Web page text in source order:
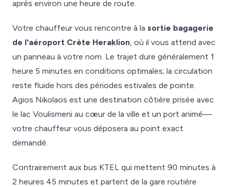
après environ une heure de route.
Votre chauffeur vous rencontre à la sortie bagagerie
de l'aéroport Crète Heraklion, où il vous attend avec
un panneau à votre nom. Le trajet dure généralement 1
heure 5 minutes en conditions optimales; la circulation
reste fluide hors des périodes estivales de pointe.
Agios Nikolaos est une destination côtière prisée avec
le lac Voulismeni au cœur de la ville et un port animé—
votre chauffeur vous déposera au point exact
demandé.
Contrairement aux bus KTEL qui mettent 90 minutes à
2 heures 45 minutes et partent de la gare routière